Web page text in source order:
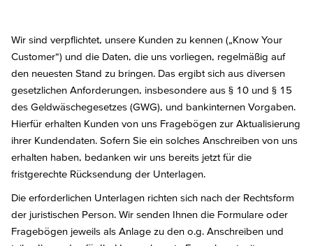
Wir sind verpflichtet, unsere Kunden zu kennen („Know Your
Customer“) und die Daten, die uns vorliegen, regelmäßig auf
den neuesten Stand zu bringen. Das ergibt sich aus diversen
gesetzlichen Anforderungen, insbesondere aus § 10 und § 15
des Geldwäschegesetzes (GWG), und bankinternen Vorgaben.
Hierfür erhalten Kunden von uns Fragebögen zur Aktualisierung
ihrer Kundendaten. Sofern Sie ein solches Anschreiben von uns
erhalten haben, bedanken wir uns bereits jetzt für die
fristgerechte Rücksendung der Unterlagen.
Die erforderlichen Unterlagen richten sich nach der Rechtsform
der juristischen Person. Wir senden Ihnen die Formulare oder
Fragebögen jeweils als Anlage zu den o.g. Anschreiben und